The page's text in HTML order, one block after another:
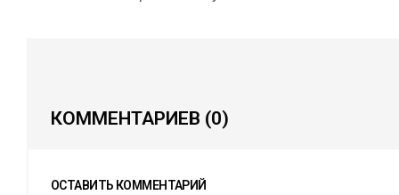
КОММЕНТАРИЕВ (0)
ОСТАВИТЬ КОММЕНТАРИЙ